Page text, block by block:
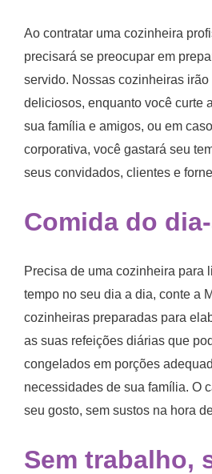
Ao contratar uma cozinheira
precisará se preocupar em
servido. Nossas cozinheiras irão
deliciosos, enquanto você curte
sua família e amigos, ou em
corporativa, você gastará seu
seus convidados, clientes e
Comida do
Precisa de uma cozinheira para
tempo no seu dia a dia, conte a
cozinheiras preparadas para
as suas refeições diárias que
congelados em porções
necessidades de sua família. O
seu gosto, sem sustos na hora
Sem trabalho,